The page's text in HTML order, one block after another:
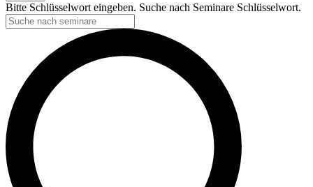
Bitte Schlüsselwort eingeben. Suche nach Seminare Schlüsselwort.